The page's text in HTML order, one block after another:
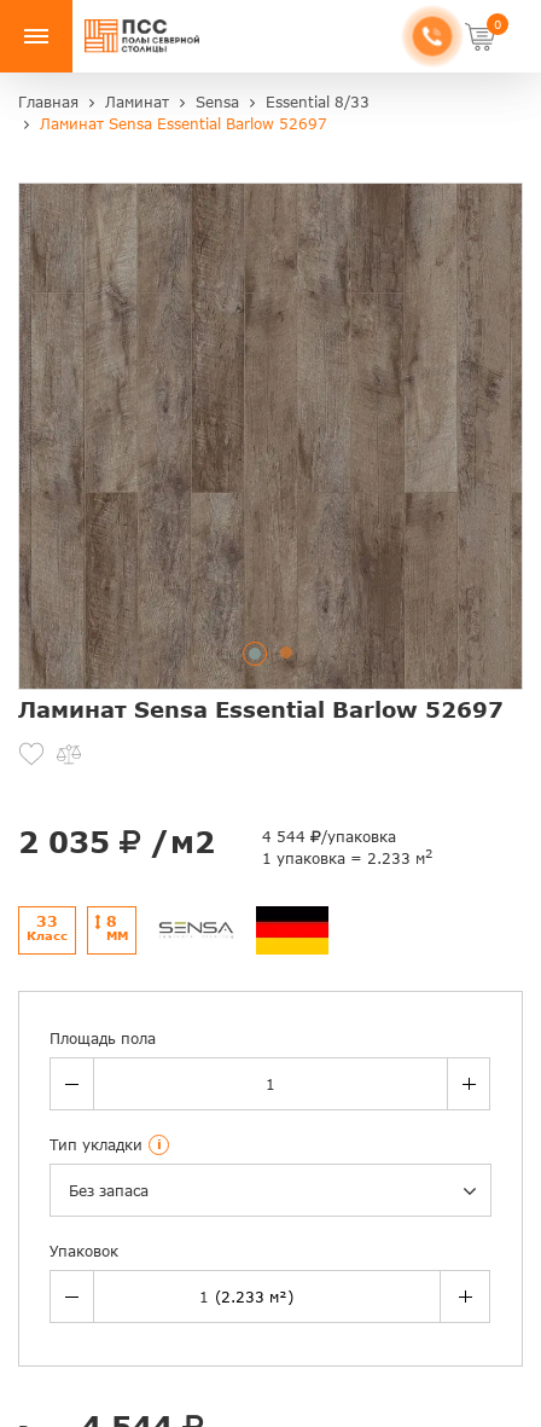
0
Главная Ламинат Sensa
Essential 8/33
Ламинат Sensa Essential Barlow 52697
Ламинат Sensa Essential Barlow 52697
2 035 /м2 4 544
/упаковка
1 упаковка = 2.233 м2
33
Класс
8
ММ
Площадь пола
Тип укладки i
Без запаса
Упаковок